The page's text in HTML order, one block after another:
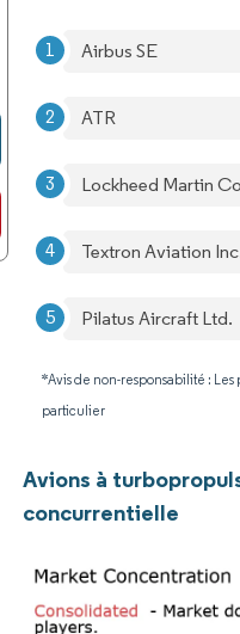
Airbus SE
ATR
Lockheed Martin
Textron Aviation
Pilatus Aircraft Ltd.
*Avis de non-responsabilité : Les
particulier
Avions à
concurrentielle